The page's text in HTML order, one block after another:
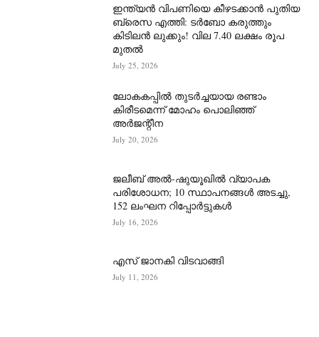
ഇന്ത്യൻ വിപണിയെ കീഴടക്കാന്‍ പുതിയ
ബ്രെസ എത്തി: ടർബോ കരുത്തും
കിടിലൻ ലുക്കും! വില 7.40 ലക്ഷം രൂപ
മുതൽ
July 25, 2026
ലോകകപ്പിൽ തുടർച്ചയായ രണ്ടാം
കിരീടമെന്ന് മോഹം പൊലിഞ്ഞ്
അർ‍ജന്റീന
July 20, 2026
ജലീബ് അൽ-ഷുയൂഖിൽ വ്യാപക
പരിശോധന; 10 സ്ഥാപനങ്ങൾ അടച്ചു,
152 ലംഘന റിപ്പോർട്ടുകൾ
July 16, 2026
എസ് ജാനകി വിടവാങ്ങി
July 11, 2026